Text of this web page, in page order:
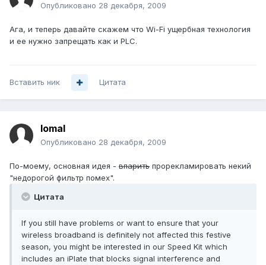
Опубликовано 28 декабря, 2009
Ага, и теперь давайте скажем что Wi-Fi ущербная технология
и ее нужно запрещать как и PLC.
Вставить ник Цитата
lomal
Опубликовано 28 декабря, 2009
По-моему, основная идея - впарить прорекламировать некий
"недорогой фильтр помех".
Цитата
If you still have problems or want to ensure that your
wireless broadband is definitely not affected this festive
season, you might be interested in our Speed Kit which
includes an iPlate that blocks signal interference and